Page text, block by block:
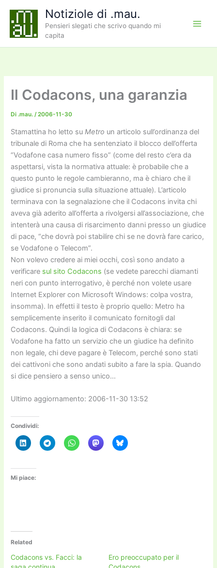
contenuto
Notiziole di .mau.
Pensieri slegati che scrivo quando mi
capita
Il Codacons, una garanzia
Di .mau./2006-11-30
Stamattina ho letto suMetro un articolo sull’ordinanza del
tribunale di Roma che ha sentenziato il blocco dell’offerta
“Vodafone casa numero fisso” (come del resto c’era da
aspettarsi, vista la normativa attuale: è probabile che a
questo punto le regole cambieranno, ma è chiaro che il
giudice si pronuncia sulla situazione attuale). L’articolo
terminava con la segnalazione che il Codacons invita chi
aveva già aderito all’offerta a rivolgersi all’associazione, che
intenterà una causa di risarcimento danni presso un giudice
di pace, “che dovrà poi stabilire chi se ne dovrà fare carico,
se Vodafone o Telecom”.
Non volevo credere ai miei occhi, così sono andato a
verificare sul sito Codacons (se vedete parecchi diamanti
neri con punto interrogativo, è perché non volete usare
Internet Explorer con Microsoft Windows: colpa vostra,
insomma). In effetti il testo è proprio quello: Metro ha
semplicemente inserito il comunicato fornitogli dal
Codacons. Quindi la logica di Codacons è chiara: se
Vodafone ha fatto un servizio che un giudice ha definito
non legale, chi deve pagare è Telecom, perché sono stati
dei cattivoni che sono andati subito a fare la spia. Quando
si dice pensiero a senso unico…
Ultimo aggiornamento: 2006-11-30 13:52
Condividi:
Mi piace:
Related
Codacons vs. Facci: la
Ero preoccupato per il